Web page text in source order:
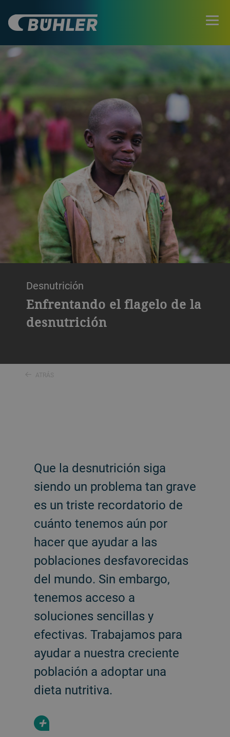
Desnutrición
Enfrentando el flagelo de la
desnutrición
ATRÁS
Que la desnutrición siga
siendo un problema tan grave
es un triste recordatorio de
cuánto tenemos aún por
hacer que ayudar a las
poblaciones desfavorecidas
del mundo. Sin embargo,
tenemos acceso a
soluciones sencillas y
efectivas. Trabajamos para
ayudar a nuestra creciente
población a adoptar una
dieta nutritiva.
+